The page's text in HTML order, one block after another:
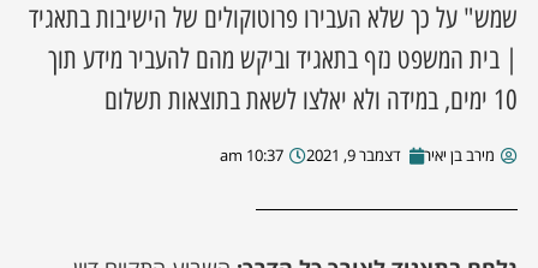
שמש" על כך שלא העבירו פרוטוקולים של הישיבות בתאגיד
| בית המשפט נזף בתאגיד וביקש מהם להעביר מידע תוך
10 ימים, במידה ולא יאלצו לשאת בתוצאות תשלום
מירב בן יאיר דצמבר 9, 2021 10:37 am